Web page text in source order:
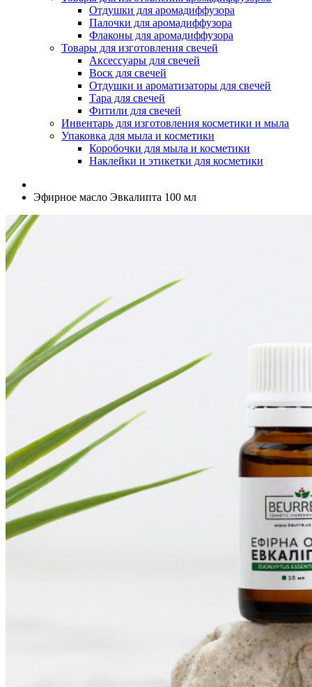
Отдушки для аромадиффузора
Палочки для аромадиффузора
Флаконы для аромадиффузора
Товары для изготовления свечей
Аксессуары для свечей
Воск для свечей
Отдушки и ароматизаторы для свечей
Тара для свечей
Фитили для свечей
Инвентарь для изготовления косметики и мыла
Упаковка для мыла и косметики
Коробочки для мыла и косметики
Наклейки и этикетки для косметики
Эфирное масло Эвкалипта 100 мл